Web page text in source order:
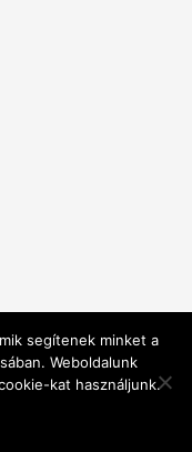
segítenek minket a
Weboldalunk
kat használjunk.